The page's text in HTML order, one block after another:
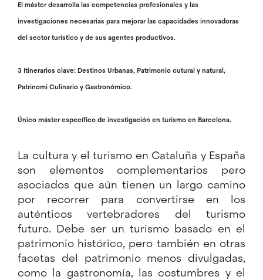
El máster desarrolla las competencias profesionales y las
investigaciones necesarias para mejorar las capacidades innovadoras
del sector turístico y de sus agentes productivos.
3 Itinerarios clave: Destinos Urbanas, Patrimonio cutural y natural,
Patrinomi Culinario y Gastronómico.
Único máster específico de investigación en turismo en Barcelona.
La cultura y el turismo en Cataluña y España
son elementos complementarios pero
asociados que aún tienen un largo camino
por recorrer para convertirse en los
auténticos vertebradores del turismo
futuro. Debe ser un turismo basado en el
patrimonio histórico, pero también en otras
facetas del patrimonio menos divulgadas,
como la gastronomía, las costumbres y el